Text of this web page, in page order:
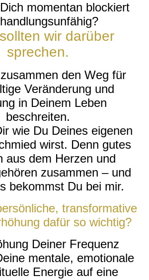
momentan blockiert
wir darüber
sprechen.
den Weg für
Veränderung und
in Deinem Leben
beschreiten.
wie Du Deines eigenen
wirst. Denn gutes
aus dem Herzen und
zusammen – und
bekommst Du bei mir.
transformative
dafür so wichtig?
Deiner Frequenz
mentale, emotionale
Energie auf eine